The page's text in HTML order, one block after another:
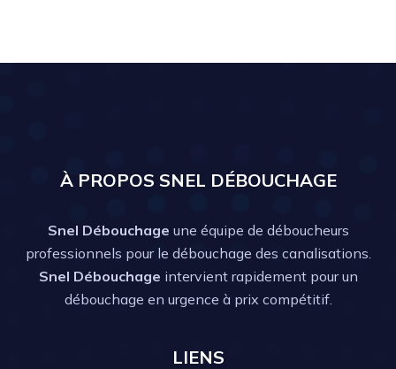
À PROPOS SNEL DÉBOUCHAGE
Snel Débouchage une équipe de déboucheurs
professionnels pour le débouchage des canalisations.
Snel Débouchage intervient rapidement pour un
débouchage en urgence à prix compétitif.
LIENS